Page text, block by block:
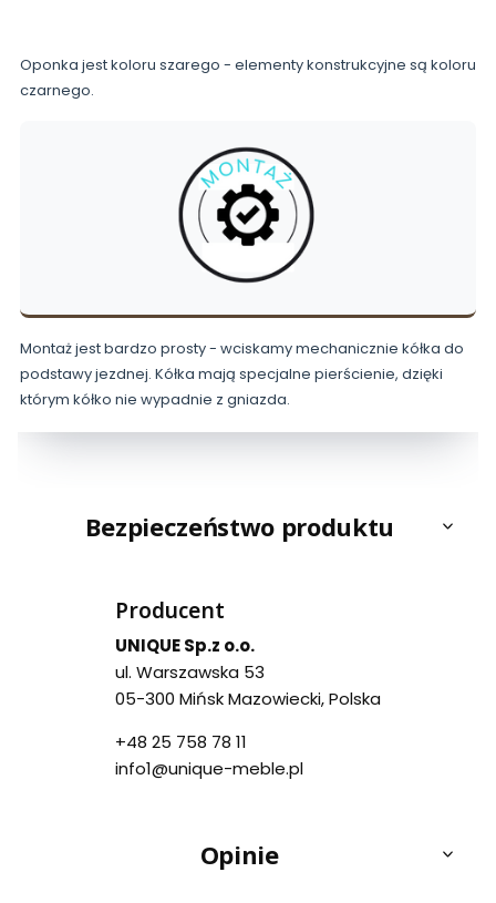
Oponka jest koloru szarego - elementy konstrukcyjne są koloru
czarnego.
Montaż jest bardzo prosty - wciskamy mechanicznie kółka do
podstawy jezdnej. Kółka mają specjalne pierścienie, dzięki
którym kółko nie wypadnie z gniazda.
Bezpieczeństwo produktu
Producent
UNIQUE Sp.z o.o.
ul. Warszawska 53
05-300 Mińsk Mazowiecki, Polska
+48 25 758 78 11
info1@unique-meble.pl
Opinie